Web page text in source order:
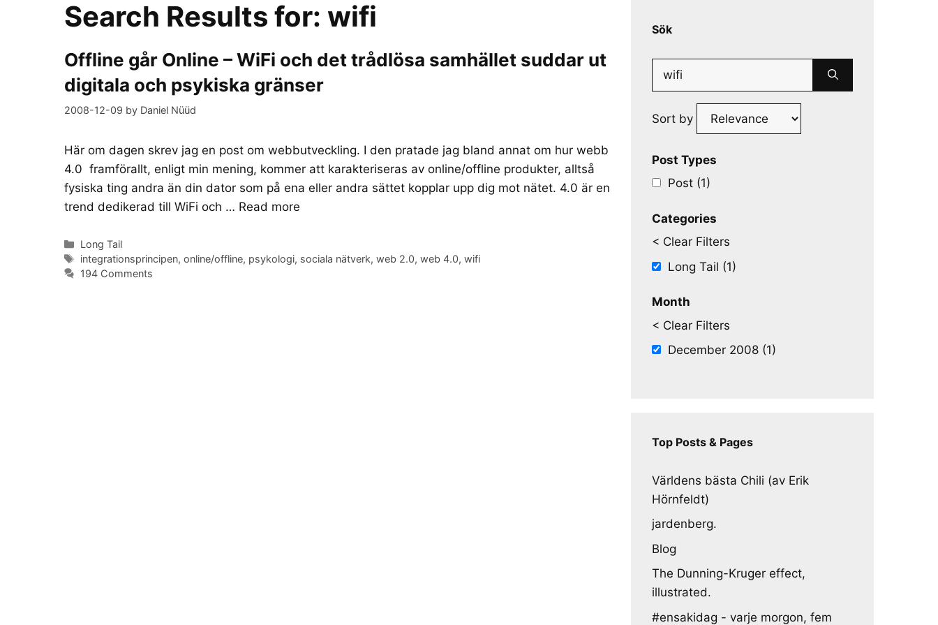
Search Results for: wifi
Offline går Online – WiFi och det trådlösa samhället suddar ut
digitala och psykiska gränser
2008-12-09 by Daniel Nüüd
Här om dagen skrev jag en post om webbutveckling. I den pratade jag bland annat om hur webb
4.0 framförallt, enligt min mening, kommer att karakteriseras av online/offline produkter, alltså
fysiska ting andra än din dator som på ena eller andra sättet kopplar upp dig mot nätet. 4.0 är en
trend dedikerad till WiFi och … Read more
Categories
Long Tail
Tags
integrationsprincipen,online/offline, psykologi, sociala nätverk,web 2.0,web 4.0,wifi
194 Comments
Sök
Search
Sort by
Post Types
Post (1)
Categories
< Clear Filters
Long Tail (1)
Month
< Clear Filters
December 2008 (1)
Top Posts & Pages
Världens bästa Chili (av Erik
Hörnfeldt)
jardenberg.
Blog
The Dunning-Kruger effect,
illustrated.
#ensakidag - varje morgon, fem